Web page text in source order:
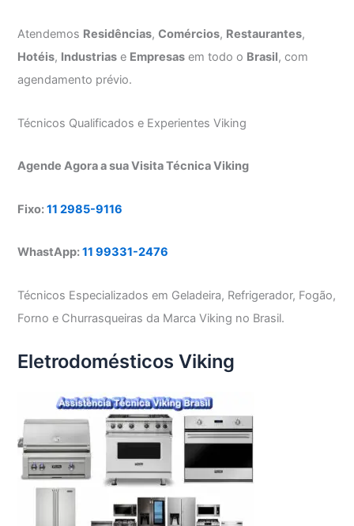
Atendemos Residências,Comércios, Restaurantes,
Hotéis, Industrias e Empresas em todo o Brasil, com
agendamento prévio.
Técnicos Qualificados e Experientes Viking
Agende Agora a sua Visita Técnica Viking
Fixo:11 2985-9116
WhastApp:11 99331-2476
Técnicos Especializados em Geladeira, Refrigerador, Fogão,
Forno e Churrasqueiras da Marca Viking no Brasil.
Eletrodomésticos Viking